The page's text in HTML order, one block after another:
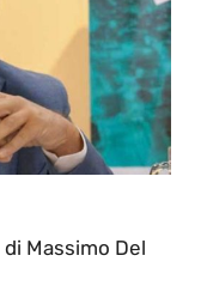
di Massimo Del